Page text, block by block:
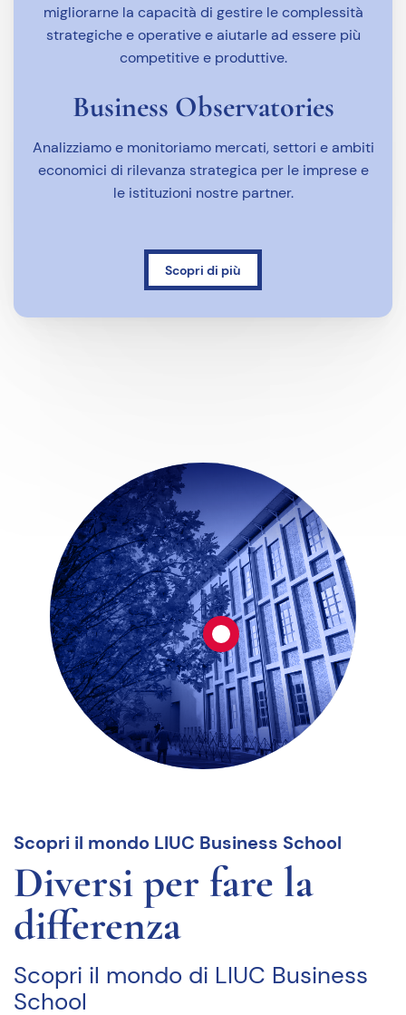
migliorarne la capacità di gestire le complessità
strategiche e operative e aiutarle ad essere più
competitive e produttive.
Business Observatories
Analizziamo e monitoriamo mercati, settori e ambiti
economici di rilevanza strategica per le imprese e
le istituzioni nostre partner.
Scopri di più
Scopri il mondo LIUC Business School
Diversi per fare la
differenza
Scopri il mondo di LIUC Business
School